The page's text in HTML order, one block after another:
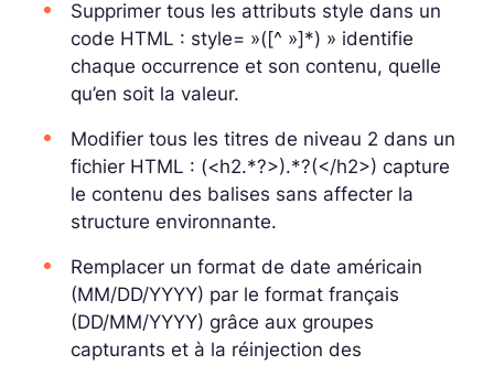
Supprimer tous les attributs style dans un
code HTML : style= »([^ »]*) » identifie
chaque occurrence et son contenu, quelle
qu’en soit la valeur.
Modifier tous les titres de niveau 2 dans un
fichier HTML : (<h2.*?>).*?(</h2>) capture
le contenu des balises sans affecter la
structure environnante.
Remplacer un format de date américain
(MM/DD/YYYY) par le format français
(DD/MM/YYYY) grâce aux groupes
capturants et à la réinjection des